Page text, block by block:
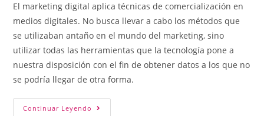
El marketing digital aplica técnicas de comercialización en
medios digitales. No busca llevar a cabo los métodos que
se utilizaban antaño en el mundo del marketing, sino
utilizar todas las herramientas que la tecnología pone a
nuestra disposición con el fin de obtener datos a los que no
se podría llegar de otra forma.
Continuar Leyendo